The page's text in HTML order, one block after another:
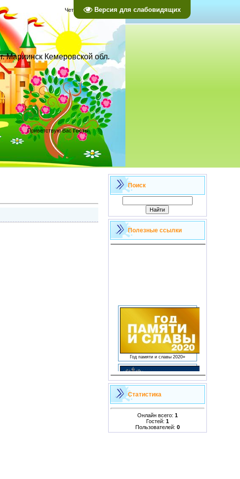
Версия для слабовидящих
Четверг, 06.08.2026, 02:49
г. Мариинск Кемеровской обл.
Приветствую Вас Гость
Поиск
Полезные ссылки
Год памяти и славы 2020»
ФЕДЕРАЛЬНОЕ АГЕНТСТВО ПО
Управление образования
Мариинского района
Статистика
Онлайн всего: 1
Гостей: 1
Пользователей: 0